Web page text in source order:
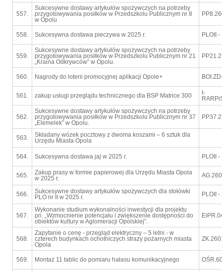
557.
Sukcesywne dostawy artykułów spożywczych na potrzeby
przygotowywania posiłków w Przedszkolu Publicznym nr 8
w Opolu
558. Sukcesywna dostawa pieczywa w 2025 r. PLOII
559.
Sukcesywne dostawy artykułów spożywczych na potrzeby
przygotowywania posiłków w Przedszkolu Publicznym nr 21
„Kraina Odkrywców” w Opolu.
560. Nagrody do loterii promocyjnej aplikacji Opole+
561. zakup usługi przeglądu technicznego dla BSP Matrice 300
I-
562.
Sukcesywne dostawy artykułów spożywczych na potrzeby
przygotowywania posiłków w Przedszkolu Publicznym nr 37
„Elemelek” w Opolu.
563.
Składany wózek pocztowy z dwoma koszami – 6 sztuk dla
Urzędu Miasta Opola
564. Sukcesywna dostawa jaj w 2025 r. PLOII
565.
Zakup prasy w formie papierowej dla Urzędu Miasta Opola
w 2025 r.
566.
Sukcesywne dostawy artykułów spożywczych dla stołówki
PLO nr II w 2025 r.
PLOII
567.
Wykonanie studium wykonalności inwestycji dla projektu
pn. „Wzmocnienie potencjału i zwiększenie dostępności do
obiektów kultury w Aglomeracji Opolskiej”.
568.
Zapytanie o cenę - przegląd elektryczny – 5 letni - w
czterech budynkach ochotniczych strazy pożarnych miasta
Opola
569. Montaż 11 tablic do pomiaru hałasu komunikacyjnego